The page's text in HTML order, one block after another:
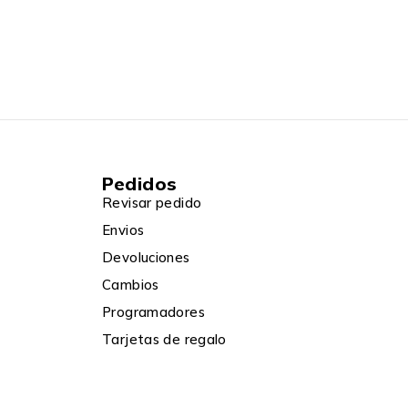
Pedidos
Revisar pedido
Envios
Devoluciones
Cambios
Programadores
Tarjetas de regalo